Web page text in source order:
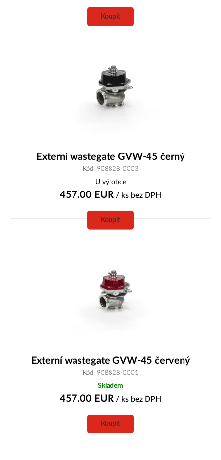
Koupit
Externí wastegate GVW-45 černý
Kód: 908828-0003
U výrobce
457.00 EUR / ks bez DPH
Koupit
Externí wastegate GVW-45 červený
Kód: 908828-0001
Skladem
457.00 EUR / ks bez DPH
Koupit